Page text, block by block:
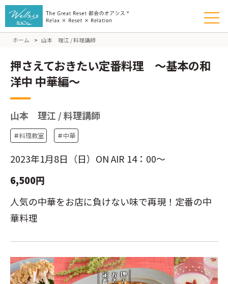
ホーム > 山本 理江 / 料理講師
押さえておきたい定番料理 ～基本の和
洋中 中華編～
山本 理江 / 料理講師
＃料理教室 ＃中華
2023年1月8日（日）ON AIR 14：00～
6,500円
人気の中華をお店に負けない味で再現！定番の中
華料理